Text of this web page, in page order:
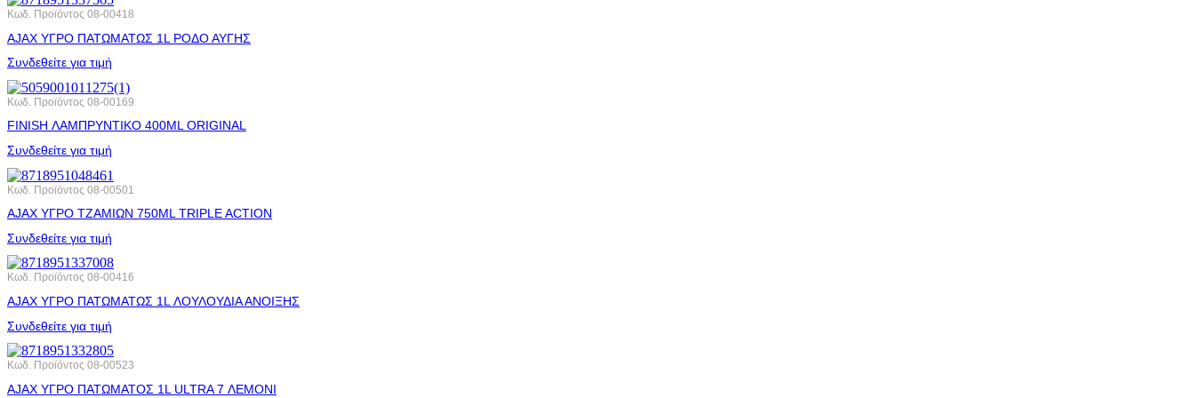
Κωδ. Προϊόντος 08-00418
AJAX ΥΓΡΟ ΠΑΤΩΜΑΤΩΣ 1L ΡΟΔΟ ΑΥΓΗΣ
Συνδεθείτε για τιμή
Κωδ. Προϊόντος 08-00169
FINISH ΛΑΜΠΡΥΝΤΙΚΟ 400ML ORIGINAL
Συνδεθείτε για τιμή
Κωδ. Προϊόντος 08-00501
AJAX ΥΓΡΟ ΤΖΑΜΙΩΝ 750ML TRIPLE ACTION
Συνδεθείτε για τιμή
Κωδ. Προϊόντος 08-00416
AJAX ΥΓΡΟ ΠΑΤΩΜΑΤΩΣ 1L ΛΟΥΛΟΥΔΙΑ ΑΝΟΙΞΗΣ
Συνδεθείτε για τιμή
Κωδ. Προϊόντος 08-00523
AJAX ΥΓΡΟ ΠΑΤΩΜΑΤΟΣ 1L ULTRA 7 ΛΕΜΟΝΙ